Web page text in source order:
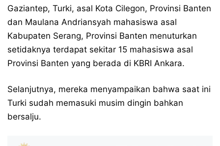
Gaziantep, Turki, asal Kota Cilegon, Provinsi Banten
dan Maulana Andriansyah mahasiswa asal
Kabupaten Serang, Provinsi Banten menuturkan
setidaknya terdapat sekitar 15 mahasiswa asal
Provinsi Banten yang berada di KBRI Ankara.
Selanjutnya, mereka menyampaikan bahwa saat ini
Turki sudah memasuki musim dingin bahkan
bersalju.